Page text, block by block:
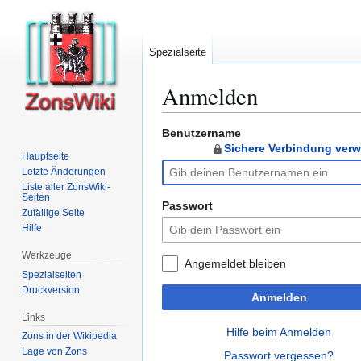
Anmelden
Zur
Navigation
springen
Zur
springen
Benutzername
Sichere Verbindung
Passwort
Angemeldet bleiben
Anmelden
Hilfe beim Anmelden
Passwort vergessen?
Spezialseite
Hauptseite
Letzte Änderungen
Liste aller ZonsWiki-
Seiten
Zufällige Seite
Hilfe
Werkzeuge
Spezialseiten
Druckversion
Links
Zons in der Wikipedia
Lage von Zons